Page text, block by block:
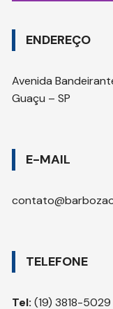
ENDEREÇO
Avenida
Guaçu – SP
E-MAIL
TELEFONE
Tel: (19) 3818-5029